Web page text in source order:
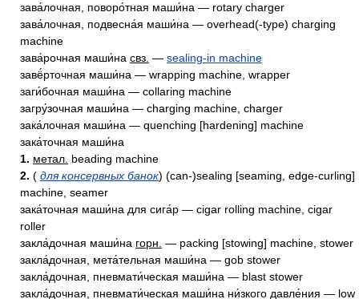
зава́лочная, поворо́тная маши́на — rotary charger
зава́лочная, подвесна́я маши́на — overhead(-type) charging
machine
зава́рочная маши́на свз. — sealing-in machine
завё́рточная маши́на — wrapping machine, wrapper
заги́бочная маши́на — collaring machine
загру́зочная маши́на — charging machine, charger
зака́лочная маши́на — quenching [hardening] machine
зака́точная маши́на
1. метал. beading machine
2. ( для консервных банок) (can-)sealing [seaming, edge-curling]
machine, seamer
зака́точная маши́на для сига́р — cigar rolling machine, cigar
roller
закла́дочная маши́на горн. — packing [stowing] machine, stower
закла́дочная, мета́тельная маши́на — gob stower
закла́дочная, пневмати́ческая маши́на — blast stower
закла́дочная, пневмати́ческая маши́на ни́зкого давле́ния — low